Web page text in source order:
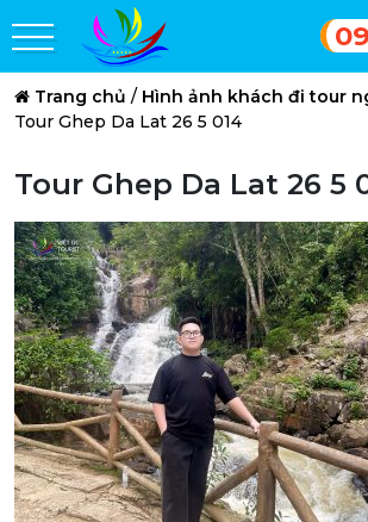
Trang chủ / Hình ảnh khách đi tour
Tour Ghep Da Lat 26 5 014
Tour Ghep Da Lat 26 5